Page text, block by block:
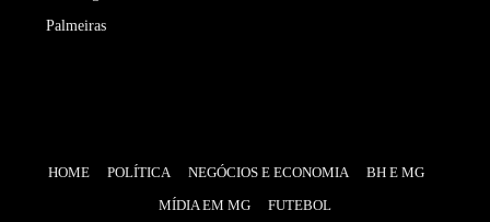
Palmeiras
HOME POLÍTICA NEGÓCIOS E ECONOMIA
BH E MG
MÍDIA EM MG
FUTEBOL